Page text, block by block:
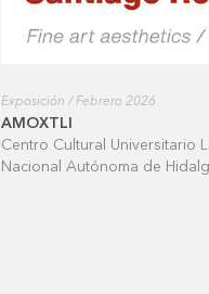
Exposición / Febrero 2026
AMOXTLI
Centro Cultural Universitario
Nacional Autónoma de